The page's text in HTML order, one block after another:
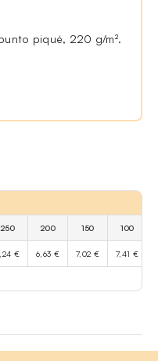
piqué, 220 g/m².
250 200 150 100
€ 6,63 € 7,02 € 7,41 €